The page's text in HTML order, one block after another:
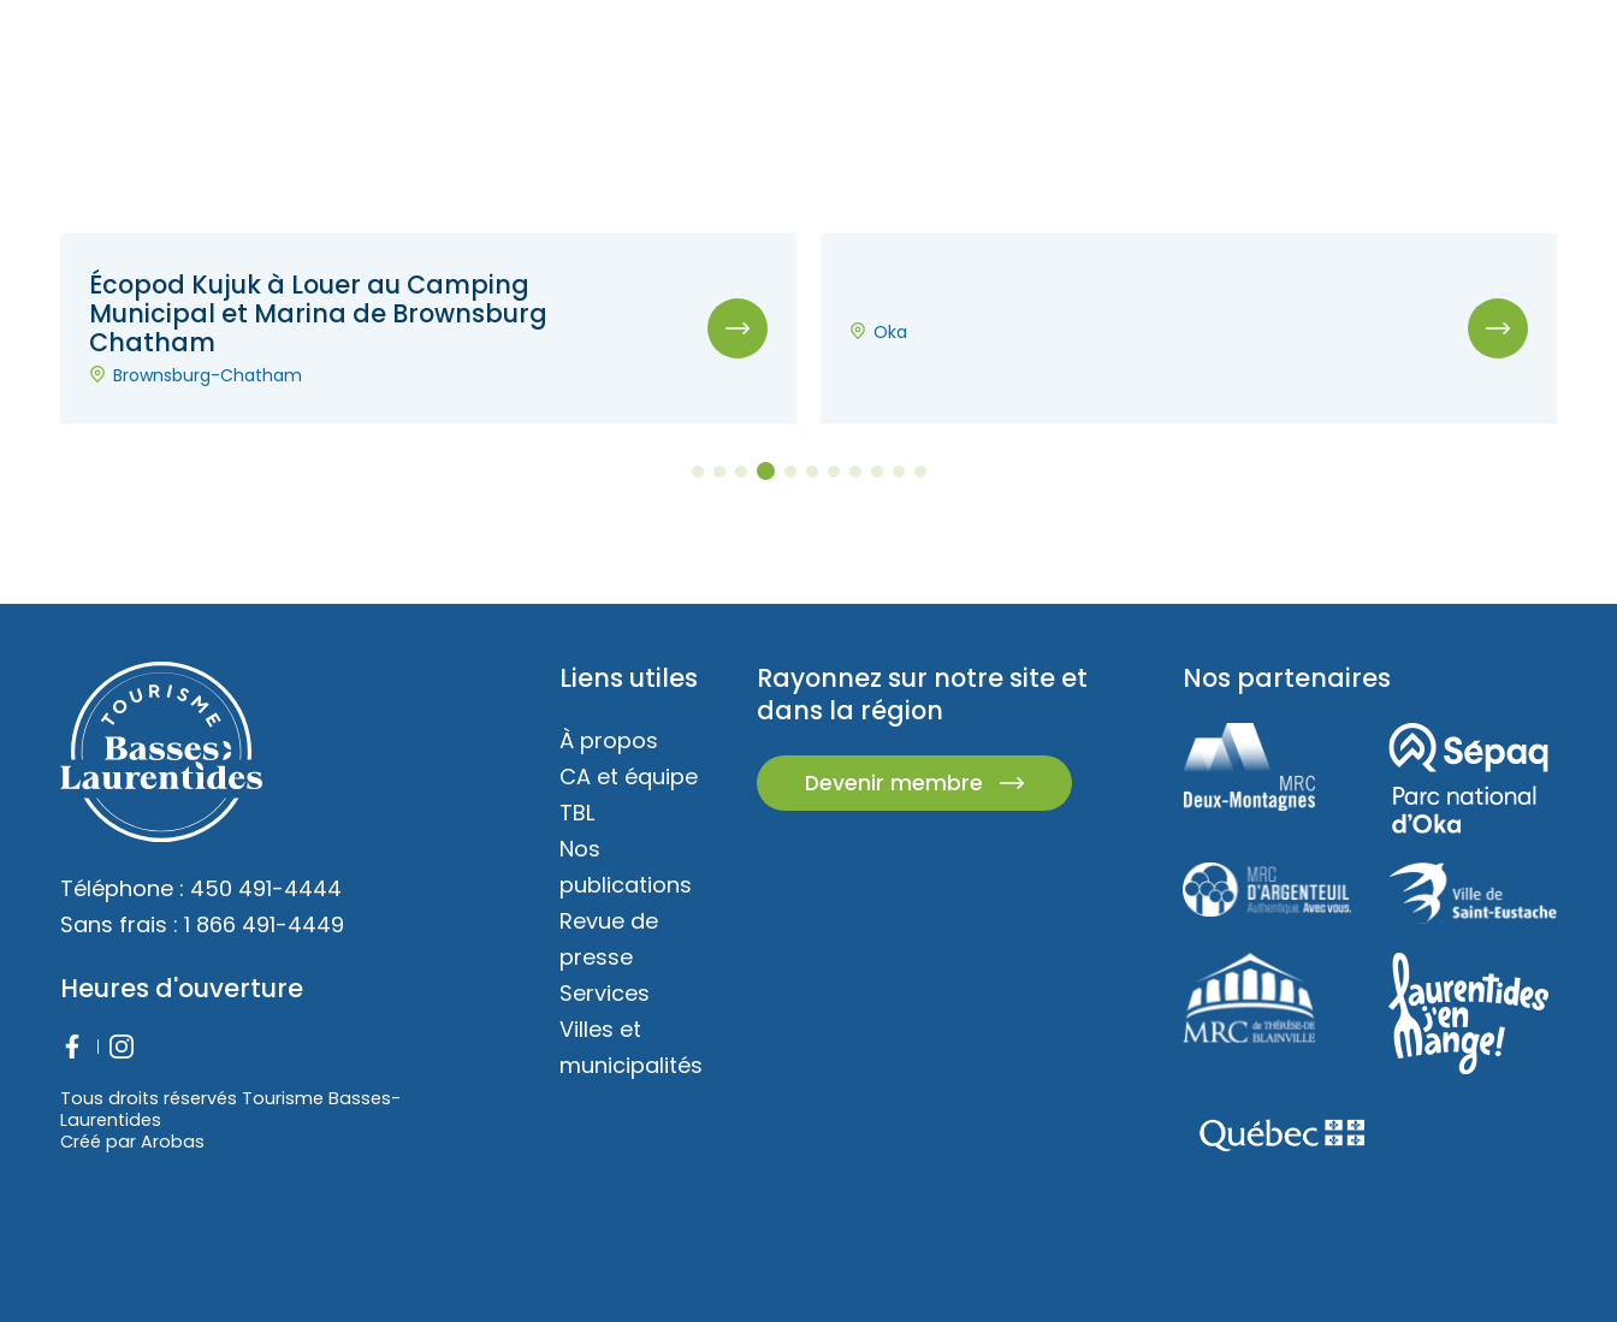
Écopod Kujuk à Louer au Camping
Municipal et Marina de Brownsburg
Chatham
Brownsburg-Chatham
Oka
Téléphone : 450 491-4444
Sans frais : 1 866 491-4449
Heures d'ouverture
Tous droits réservés Tourisme Basses-
Laurentides
Créé par Arobas
Rayonnez sur notre site et
dans la région
Devenir membre
Liens utiles
À propos
CA et équipe
TBL
Nos
publications
Revue de
presse
Services
Villes et
municipalités
Nos partenaires